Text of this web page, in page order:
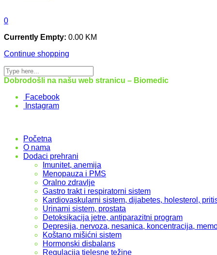
0
Currently Empty: 0.00 KM
Continue shopping
Dobrodošli na našu web stranicu – Biomedic
Facebook
Instagram
Početna
O nama
Dodaci prehrani
Imunitet, anemija
Menopauza i PMS
Oralno zdravlje
Gastro trakt i respiratorni sistem
Kardiovaskularni sistem, dijabetes, holesterol,
Urinarni sistem, prostata
Detoksikacija jetre, antiparazitni program
Depresija, nervoza, nesanica, koncentracija,
Koštano mišićni sistem
Hormonski disbalans
Regulacija tjelesne težine